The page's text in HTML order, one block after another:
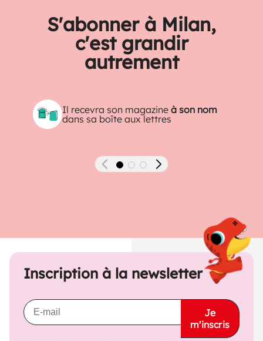
S'abonner à Milan,
c'est grandir
autrement
Il recevra son magazineà son nom
dans sa boîte aux lettres
Précédent Suivant
Inscription à la newsletter
Je
m'inscris